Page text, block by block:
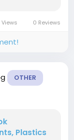
Views 0 Reviews
OTHER
Plastics